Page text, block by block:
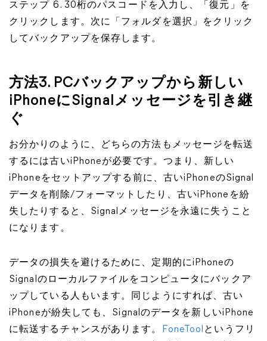
ステップ 6. 30桁のパスコードを入力し、「復元」を
クリックします。次に「フォルダを選択」をクリック
してバックアップを保存します。
方法3. PCバックアップから新しい
iPhoneにSignalメッセージを引き継
ぐ
お分かりのように、どちらの方法もメッセージを転送
するには古いiPhoneが必要です。つまり、新しい
iPhoneをセットアップする前に、古いiPhoneのSignal
データを削除/フォーマットしたり、古いiPhoneを紛
失したりすると、Signalメッセージを永遠に失うこと
になります。
データの損失を避けるために、定期的にiPhoneの
Signalのローカルファイルをコンピュータにバックア
ップしている人もいます。同じようにすれば、古い
iPhoneが紛失しても、Signalのデータを新しいiPhone
に転送するチャンスがあります。
FoneTool というフリ